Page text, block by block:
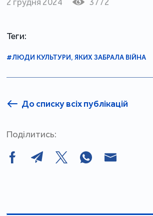
Теги:
#ЛЮДИ КУЛЬТУРИ, ЯКИХ ЗАБРАЛА ВІЙНА
До списку всіх публікацій
Поділитись: